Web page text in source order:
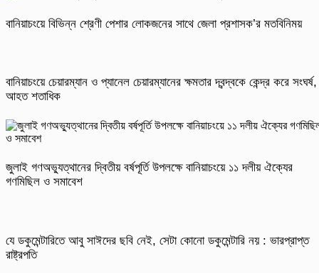
বানিয়াচংয়ে বিভিন্ন শ্রেণী পেশার লোকজনের সাথে জেলা প্রশাসক’র মতবিনিময়
বানিয়াচংয়ে চেয়ারম্যান ও প্যানেল চেয়ারম্যানের ক্ষমতার দ্বন্দ্বকে কেন্দ্র করে সংঘর্ষ,
আহত শতাধিক
জুলাই গণঅভ্যুত্থানের দ্বিতীয় বর্ষপূর্তি উপলক্ষে বানিয়াচংয়ে ১১ দলীয় ঐক্যের
গণমিছিল ও সমাবেশ
যে ডকুমেন্টারিতে আবু সাঈদের ছবি নেই, সেটা কোনো ডকুমেন্টারি নয় : ভারপ্রাপ্ত
রাষ্ট্রপতি